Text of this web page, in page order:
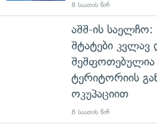
8 საათის წინ
აშშ-ის
შტატები
ტერიტორიის
ოკუპაციით
8 საათის წინ